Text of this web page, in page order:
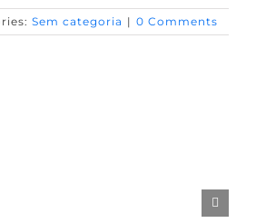
Sem categoria | 0 Comments